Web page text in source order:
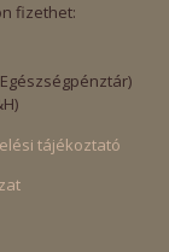
fizethet:
tájékoztató